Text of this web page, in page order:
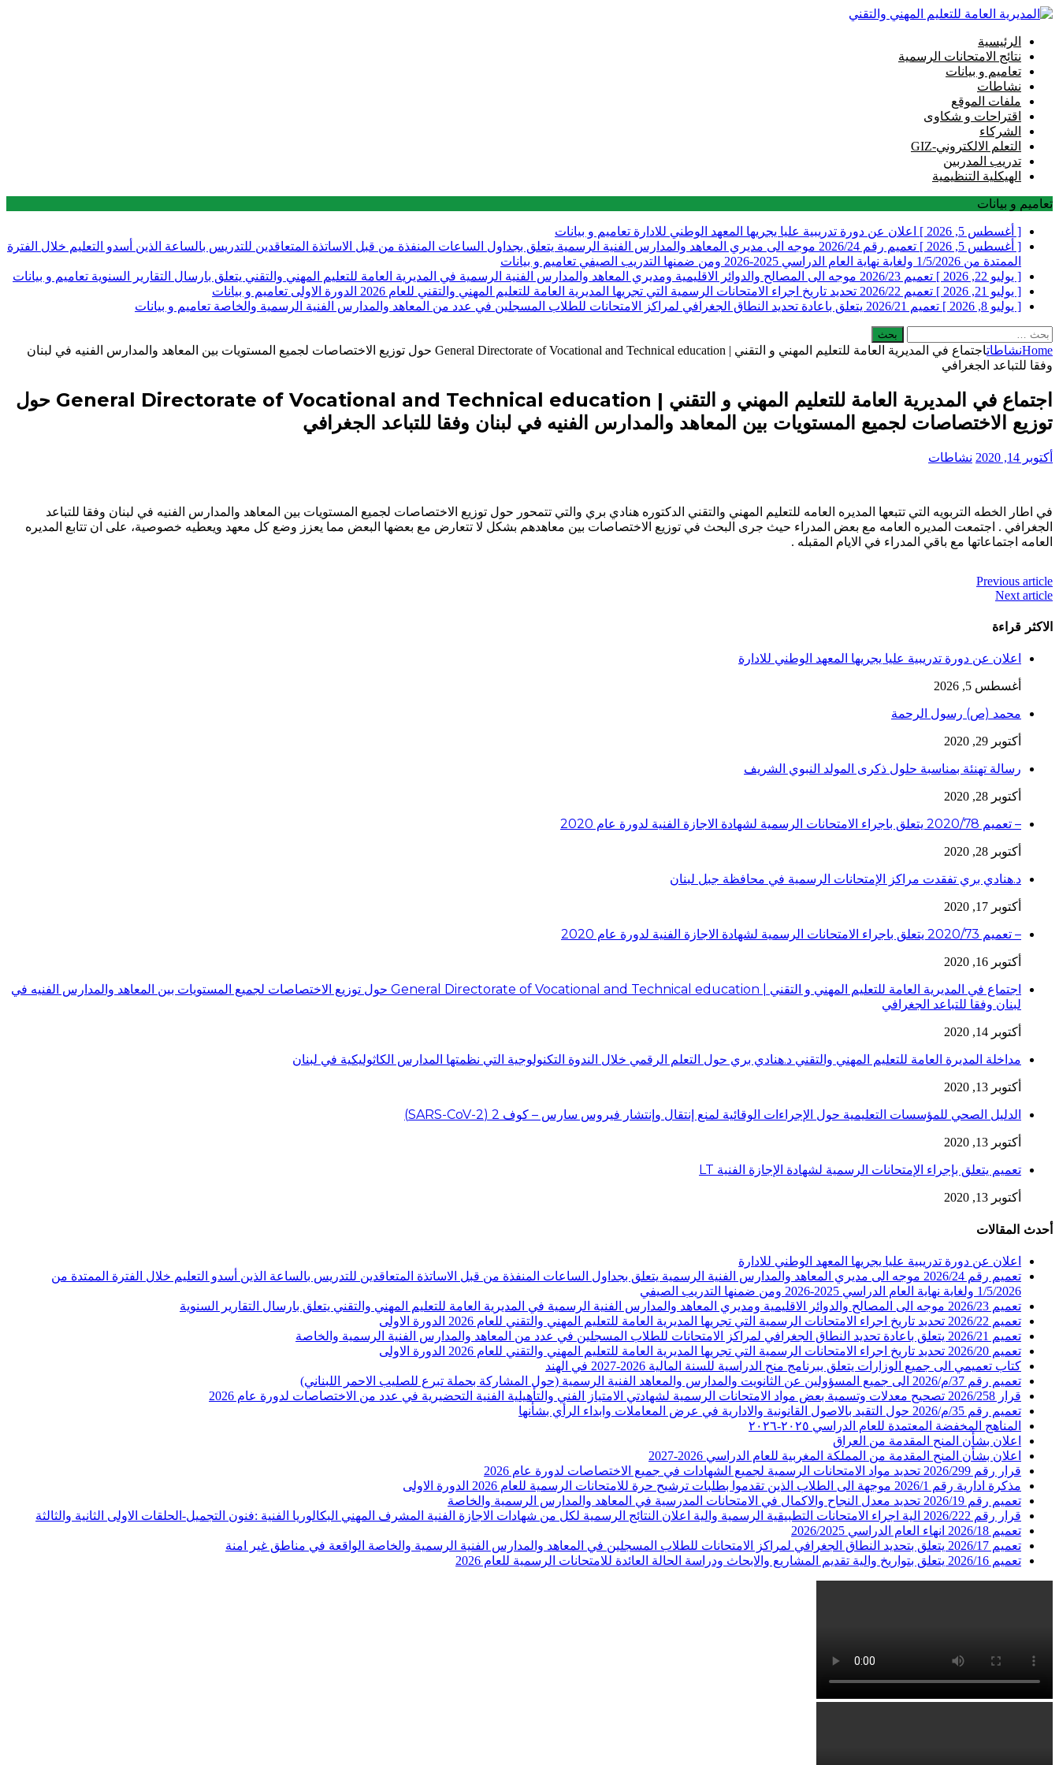
الرئيسية
نتائج الامتحانات الرسمية
تعاميم و بيانات
نشاطات
ملفات الموقع
اقتراحات و شكاوى
الشركاء
التعلم الالكتروني-GIZ
تدريب المدربين
الهيكلية التنظيمية
تعاميم و بيانات
[ أغسطس 5, 2026 ] اعلان عن دورة تدريبية عليا يجريها المعهد الوطني للادارة تعاميم و بيانات
[ أغسطس 5, 2026 ]
تعميم رقم 2026/24 موجه الى مديري المعاهد والمدارس الفنية الرسمية يتعلق بجداول الساعات المنفذة من قبل الاساتذة المتعاقدين للتدريس بالساعة الذين أسدو التعليم خلال الفترة
الممتدة من 1/5/2026 ولغاية نهاية العام الدراسي 2025-2026 ومن ضمنها التدريب الصيفي
تعاميم و بيانات
[ يوليو 22, 2026 ]
تعميم 2026/23 موجه الى المصالح والدوائر الاقليمية ومديري المعاهد والمدارس الفنية الرسمية في المديرية العامة للتعليم المهني والتقني يتعلق بارسال التقارير السنوية
تعاميم و بيانات
[ يوليو 21, 2026 ]
تعميم 2026/22 تحديد تاريخ اجراء الامتحانات الرسمية التي تجريها المديرية العامة للتعليم المهني والتقني للعام 2026 الدورة الاولى
تعاميم و بيانات
[ يوليو 8, 2026 ]
تعميم 2026/21 يتعلق باعادة تحديد النطاق الجغرافي لمراكز الامتحانات للطلاب المسجلين في عدد من المعاهد والمدارس الفنية الرسمية والخاصة
تعاميم و بيانات
البحث
عن:
Homeنشاطات
اجتماع في المديرية العامة للتعليم المهني و التقني | General Directorate of Vocational and Technical education حول توزيع الاختصاصات لجميع المستويات بين المعاهد والمدارس الفنيه في لبنان
وفقا للتباعد الجغرافي
اجتماع في المديرية العامة للتعليم المهني و التقني | General Directorate of Vocational and Technical education حول
توزيع الاختصاصات لجميع المستويات بين المعاهد والمدارس الفنيه في لبنان وفقا للتباعد الجغرافي
أكتوبر 14, 2020 نشاطات
في اطار الخطه التربويه التي تتبعها المديره العامه للتعليم المهني والتقني الدكتوره هنادي بري والتي تتمحور حول توزيع الاختصاصات لجميع المستويات بين المعاهد والمدارس الفنيه في لبنان وفقا للتباعد
الجغرافي . اجتمعت المديره العامه مع بعض المدراء حيث جرى البحث في توزيع الاختصاصات بين معاهدهم بشكل لا تتعارض مع بعضها البعض مما يعزز وضع كل معهد ويعطيه خصوصية، على ان تتابع المديره
العامه اجتماعاتها مع باقي المدراء في الايام المقبله .
Previous article
Next article
الاكثر قراءة
اعلان عن دورة تدريبية عليا يجريها المعهد الوطني للادارة
أغسطس 5, 2026
محمد (ص) رسول الرحمة
أكتوبر 29, 2020
رسالة تهنئة بمناسبة حلول ذكرى المولد النبوي الشريف
أكتوبر 28, 2020
– تعميم 2020/78 يتعلق باجراء الامتحانات الرسمية لشهادة الاجازة الفنية لدورة عام 2020
أكتوبر 28, 2020
د.هنادي بري تفقدت مراكز الإمتحانات الرسمية في محافظة جبل لبنان
أكتوبر 17, 2020
– تعميم 2020/73 يتعلق باجراء الامتحانات الرسمية لشهادة الاجازة الفنية لدورة عام 2020
أكتوبر 16, 2020
اجتماع في المديرية العامة للتعليم المهني و التقني | General Directorate of Vocational and Technical education حول توزيع الاختصاصات لجميع المستويات بين المعاهد والمدارس الفنيه في
لبنان وفقا للتباعد الجغرافي
أكتوبر 14, 2020
مداخلة المديرة العامة للتعليم المهني والتقني د.هنادي بري حول التعلم الرقمي خلال الندوة التكنولوجية التي نظمتها المدارس الكاثوليكية في لبنان
أكتوبر 13, 2020
الدليل الصحي للمؤسسات التعليمية حول الإجراءات الوقائية لمنع إنتقال وإنتشار فيروس سارس – كوف 2 (SARS-CoV-2)
أكتوبر 13, 2020
تعميم يتعلق بإجراء الإمتحانات الرسمية لشهادة الإجازة الفنية LT
أكتوبر 13, 2020
أحدث المقالات
اعلان عن دورة تدريبية عليا يجريها المعهد الوطني للادارة
تعميم رقم 2026/24 موجه الى مديري المعاهد والمدارس الفنية الرسمية يتعلق بجداول الساعات المنفذة من قبل الاساتذة المتعاقدين للتدريس بالساعة الذين أسدو التعليم خلال الفترة الممتدة من
1/5/2026 ولغاية نهاية العام الدراسي 2025-2026 ومن ضمنها التدريب الصيفي
تعميم 2026/23 موجه الى المصالح والدوائر الاقليمية ومديري المعاهد والمدارس الفنية الرسمية في المديرية العامة للتعليم المهني والتقني يتعلق بارسال التقارير السنوية
تعميم 2026/22 تحديد تاريخ اجراء الامتحانات الرسمية التي تجريها المديرية العامة للتعليم المهني والتقني للعام 2026 الدورة الاولى
تعميم 2026/21 يتعلق باعادة تحديد النطاق الجغرافي لمراكز الامتحانات للطلاب المسجلين في عدد من المعاهد والمدارس الفنية الرسمية والخاصة
تعميم 2026/20 تحديد تاريخ اجراء الامتحانات الرسمية التي تجريها المديرية العامة للتعليم المهني والتقني للعام 2026 الدورة الاولى
كتاب تعميمي الى جميع الوزارات يتعلق ببرنامج منح الدراسية للسنة المالية 2026-2027 في الهند
تعميم رقم 37/م/2026 الى جميع المسؤولين عن الثانويت والمدارس والمعاهد الفنية الرسمية (حول المشاركة بحملة تبرع للصليب الاحمر اللبناني)
قرار 2026/258 تصحيح معدلات وتسمية بعض مواد الامتحانات الرسمية لشهادتي الامتياز الفني والتأهيلية الفنية التحضيرية في عدد من الاختصاصات لدورة عام 2026
تعميم رقم 35/م/2026 حول التقيد بالاصول القانونية والادارية في عرض المعاملات وابداء الرأي بشأنها
المناهج المخفضة المعتمدة للعام الدراسي ٢٠٢٥-٢٠٢٦
اعلان بشأن المنح المقدمة من العراق
اعلان بشأن المنح المقدمة من المملكة المغربية للعام الدراسي 2026-2027
قرار رقم 2026/299 تحديد مواد الامتحانات الرسمية لجميع الشهادات في جميع الاختصاصات لدورة عام 2026
مذكرة ادارية رقم 2026/1 موجهة الى الطلاب الذين تقدموا بطلبات ترشيح حرة للامتحانات الرسمية للعام 2026 الدورة الاولى
تعميم رقم 2026/19 تحديد معدل النجاح والاكمال في الامتحانات المدرسية في المعاهد والمدارس الرسمية والخاصة
قرار رقم 2026/222 الية اجراء الامتحانات التطبيقية الرسمية والية اعلان النتائج الرسمية لكل من شهادات الاجازة الفنية المشرف المهني البكالوريا الفنية :فنون التجميل-الحلقات الاولى الثانية والثالثة
تعميم 2026/18 انهاء العام الدراسي 2026/2025
تعميم 2026/17 يتعلق بتحديد النطاق الجغرافي لمراكز الامتحانات للطلاب المسجلين في المعاهد والمدارس الفنية الرسمية والخاصة الواقعة في مناطق غير امنة
تعميم 2026/16 يتعلق بتواريخ والية تقديم المشاريع والابحاث ودراسة الحالة العائدة للامتحانات الرسمية للعام 2026